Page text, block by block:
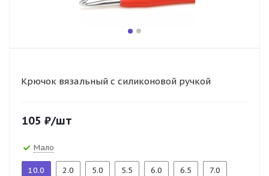
Крючок вязальный с силиконовой ручкой
105 ₽/шт
Мало
10.0 2.0 5.0 5.5 6.0 6.5 7.0